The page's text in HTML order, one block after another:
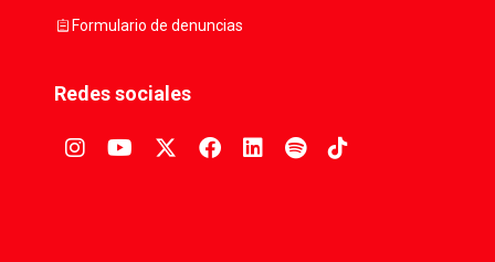
assignmentFormulario de denuncias
Redes sociales